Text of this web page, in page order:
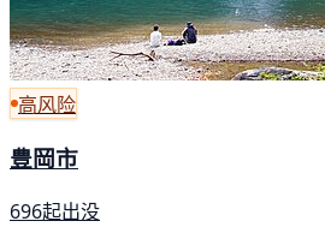
高风险
豊岡市
696起出没